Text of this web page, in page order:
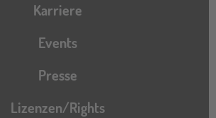
Karriere
Events
Presse
Lizenzen/Rights